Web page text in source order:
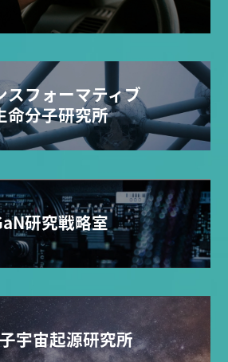
スフォーマティブ
命分子研究所
研究戦略室
宇宙起源研究所